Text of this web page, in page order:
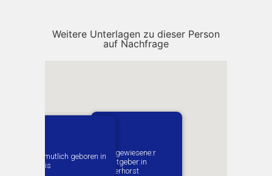
Weitere Unterlagen zu dieser Person
auf Nachfrage
Vermutlich geboren in
Paris
1. Zugewiesene:r
Arbeitgeber:in​
Fliegerhorst